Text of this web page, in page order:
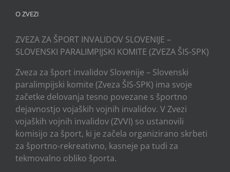
O ZVEZI
ZVEZA ZA ŠPORT INVALIDOV SLOVENIJE –
SLOVENSKI PARALIMPIJSKI KOMITE (ZVEZA ŠIS-SPK)
Zveza za šport invalidov Slovenije – Slovenski
paralimpijski komite (Zveza ŠIS-SPK) ima svoje
začetke delovanja tesno povezane s športno
dejavnostjo vojaških vojnih invalidov. V Zvezi
vojaških vojnih invalidov (ZVVI) so ustanovili
komisijo za šport, ki je začela organizirano skrbeti
za športno-rekreativno, kasneje pa tudi za
tekmovalno obliko športa.